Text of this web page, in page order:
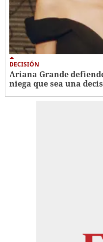
DECISIÓN
Ariana Grande
niega que sea una